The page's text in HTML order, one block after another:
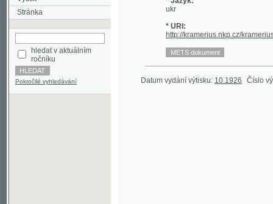
hledat v aktuálním
Pokročilé vyhledávání
* URI:
Datum vydání výtisku:10.1926 Číslo výtisku: